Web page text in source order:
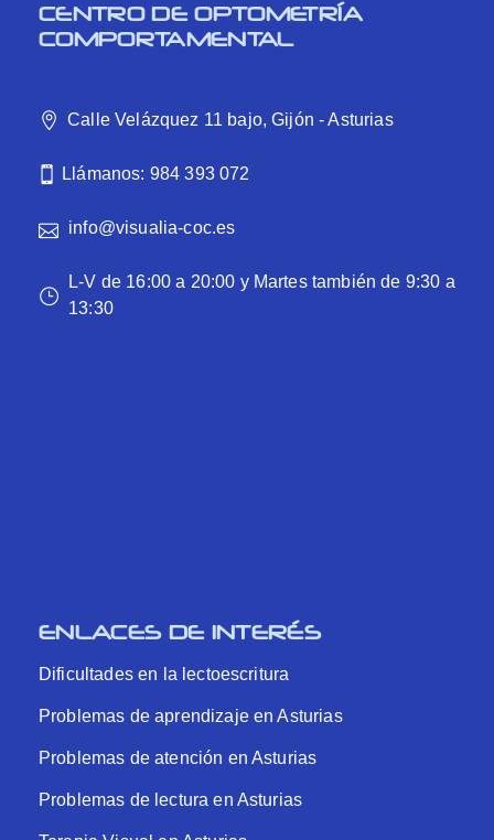
CENTRO DE OPTOMETRÍA
COMPORTAMENTAL
Calle Velázquez 11 bajo, Gijón - Asturias
Llámanos: 984 393 072
info@visualia-coc.es
L-V de 16:00 a 20:00 y Martes también de 9:30 a
13:30
ENLACES DE INTERÉS
Dificultades en la lectoescritura
Problemas de aprendizaje en Asturias
Problemas de atención en Asturias
Problemas de lectura en Asturias